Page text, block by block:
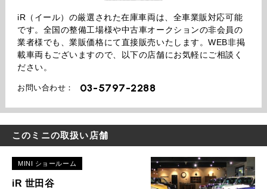
iR（イール）の厳選された在庫車両は、全車業販対応可能
です。全国の整備工場様や中古車オークションの非会員の
業者様でも、業販価格にて直接販売いたします。WEB非掲
載車両もございますので、以下の店舗にお気軽にご相談く
ださい。
お問い合わせ： 03-5797-2288
このミニの取扱い店舗
MINI ショールーム
iR 世田谷